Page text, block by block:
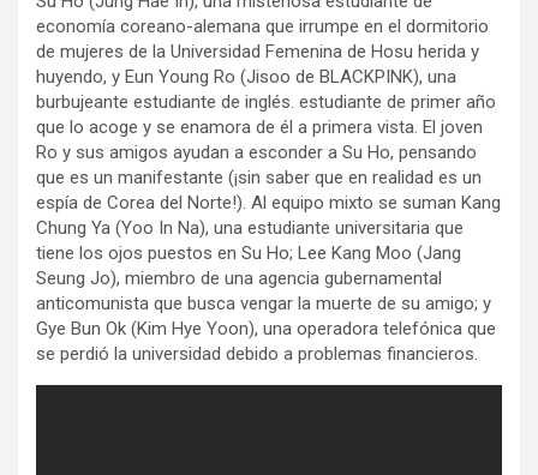
economía coreano-alemana que irrumpe en el dormitorio
de mujeres de la Universidad Femenina de Hosu herida y
huyendo, y Eun Young Ro (Jisoo de BLACKPINK), una
burbujeante estudiante de inglés. estudiante de primer año
que lo acoge y se enamora de él a primera vista. El joven
Ro y sus amigos ayudan a esconder a Su Ho, pensando
que es un manifestante (¡sin saber que en realidad es un
espía de Corea del Norte!). Al equipo mixto se suman Kang
Chung Ya (Yoo In Na), una estudiante universitaria que
tiene los ojos puestos en Su Ho; Lee Kang Moo (Jang
Seung Jo), miembro de una agencia gubernamental
anticomunista que busca vengar la muerte de su amigo; y
Gye Bun Ok (Kim Hye Yoon), una operadora telefónica que
se perdió la universidad debido a problemas financieros.